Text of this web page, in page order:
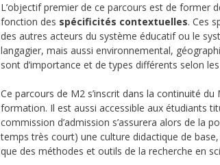
L’objectif premier de ce parcours est de former
fonction des spécificités contextuelles. Ces
des autres acteurs du système éducatif ou le
langagier, mais aussi environnemental,
sont d’importance et de types différents selon
Ce parcours de M2 s’inscrit dans la continuité
formation. Il est aussi accessible aux étudiants
commission d’admission s’assurera alors de la
temps très court) une culture didactique de
que des méthodes et outils de la recherche en